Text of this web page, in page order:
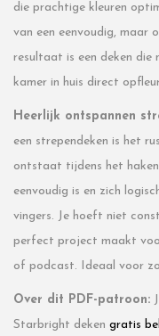
die prachtige kleuren
van een eenvoudig,
resultaat is een deken die
kamer in huis direct
Heerlijk ontspannen
een strependeken is het
ontstaat tijdens het
eenvoudig is en zich
vingers. Je hoeft niet
perfect project maakt
of podcast. Ideaal voor
Over dit PDF-patroon:
Starbright deken gratis